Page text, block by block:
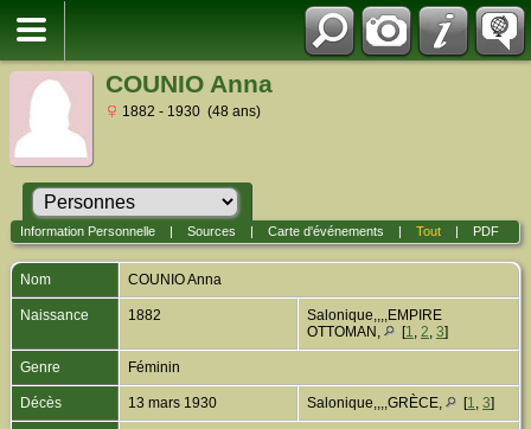
COUNIO Anna
1882 - 1930 (48 ans)
Information Personnelle| Sources Carte d'événements Tout| PDF
Nom COUNIOAnna
Naissance 1882
Salonique,,,,EMPIRE
OTTOMAN,
[1, 2, 3]
Genre Féminin
Décès 13 mars 1930 Salonique,,,,GRÈCE, [1, 3]